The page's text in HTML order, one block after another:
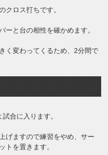
クロス打ちです。
ーと台の相性を確かめます。
く変わってくるため、2分間で
合に入ります。
げますので練習をやめ、サー
トを置きます。